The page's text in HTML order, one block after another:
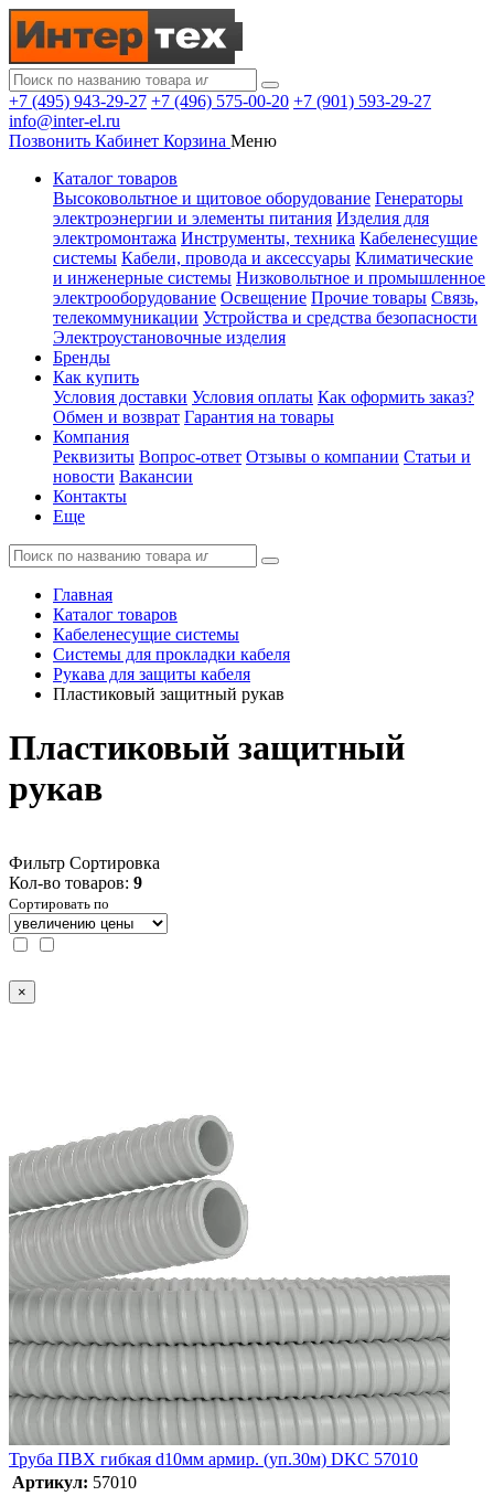
+7 (495) 943-29-27 +7 (496) 575-00-20 +7 (901) 593-29-27
info@inter-el.ru
Позвонить Кабинет Корзина Меню
Каталог товаров
Высоковольтное и щитовое оборудование Генераторы
электроэнергии и элементы питания Изделия для
электромонтажа Инструменты, техника Кабеленесущие
системы Кабели, провода и аксессуары Климатические
и инженерные системы Низковольтное и промышленное
электрооборудование Освещение Прочие товары Связь,
телекоммуникации Устройства и средства безопасности
Электроустановочные изделия
Бренды
Как купить
Условия доставки Условия оплаты Как оформить заказ?
Обмен и возврат Гарантия на товары
Компания
Реквизиты Вопрос-ответ Отзывы о компании Статьи и
новости Вакансии
Контакты
Еще
Главная
Каталог товаров
Кабеленесущие системы
Системы для прокладки кабеля
Рукава для защиты кабеля
Пластиковый защитный рукав
Пластиковый защитный
рукав
Фильтр Сортировка
Кол-во товаров: 9
Сортировать по
×
Труба ПВХ гибкая d10мм армир. (уп.30м) DKC 57010
Артикул: 57010